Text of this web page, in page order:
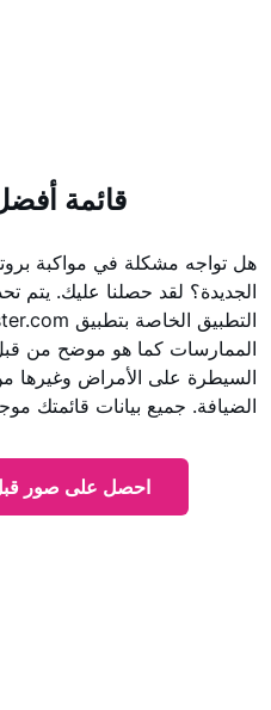
قائمة
هل تواجه مشكلة في مواكبة
الجديدة؟ لقد حصلنا عليك. يتم
الممارسات كما هو موضح من
السيطرة على الأمراض وغيرها
الضيافة. جميع بيانات قائمتك
احصل على صور قبل